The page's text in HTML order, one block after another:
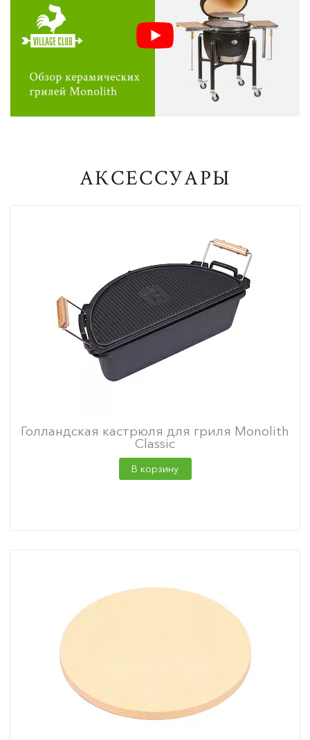
АКСЕССУАРЫ
Голландская кастрюля для гриля Monolith
Classic
В корзину